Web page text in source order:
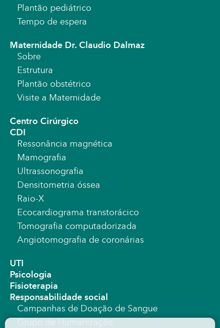
Plantão pediátrico
Tempo de espera
Maternidade Dr. Claudio Dalmaz
Sobre
Estrutura
Plantão obstétrico
Visite a Maternidade
Centro Cirúrgico
CDI
Ressonância magnética
Mamografia
Ultrassonografia
Densitometria óssea
Raio-X
Ecocardiograma transtorácico
Tomografia computadorizada
Angiotomografia de coronárias
UTI
Psicologia
Fisioterapia
Responsabilidade social
Campanhas de Doação de Sangue
Grupo de Humanização